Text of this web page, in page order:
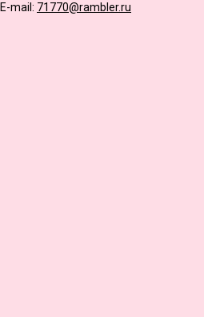
E-mail: 71770@rambler.ru